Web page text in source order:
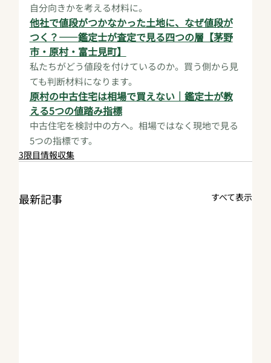
自分向きかを考える材料に。
他社で値段がつかなかった土地に、なぜ値段が
つく？——鑑定士が査定で見る四つの層【茅野
市・原村・富士見町】
私たちがどう値段を付けているのか。買う側から見
ても判断材料になります。
原村の中古住宅は相場で買えない｜鑑定士が教
える5つの値踏み指標
中古住宅を検討中の方へ。相場ではなく現地で見る
5つの指標です。
3限目情報収集
最新記事 すべて表示